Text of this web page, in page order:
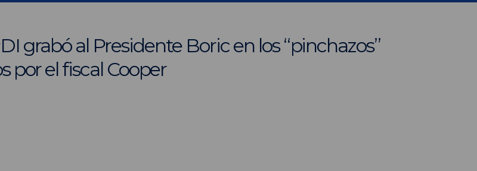
grabó al Presidente Boric en los “pinchazos”
por el fiscal Cooper